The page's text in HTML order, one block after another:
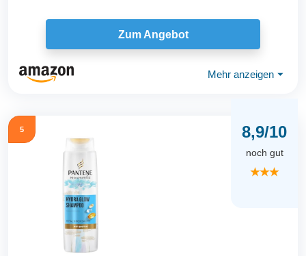
Zum Angebot
Mehr anzeigen ⏷
5 8,9/10
noch gut
★★★